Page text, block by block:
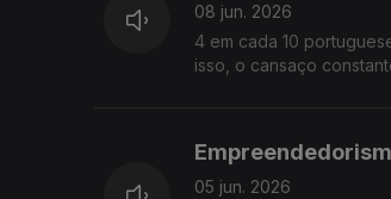
08 jun. 2026
4 em cada 10
isso, o cansaço
05 jun. 2026